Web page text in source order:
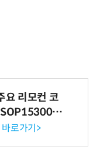
요 리모컨 코
시
출시
로가기>